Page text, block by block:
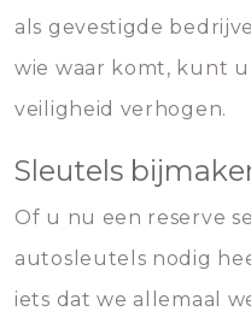
als gevestigde
wie waar komt, kunt
veiligheid verhogen.
Sleutels
Of u nu een reserve
autosleutels nodig
iets dat we allemaal